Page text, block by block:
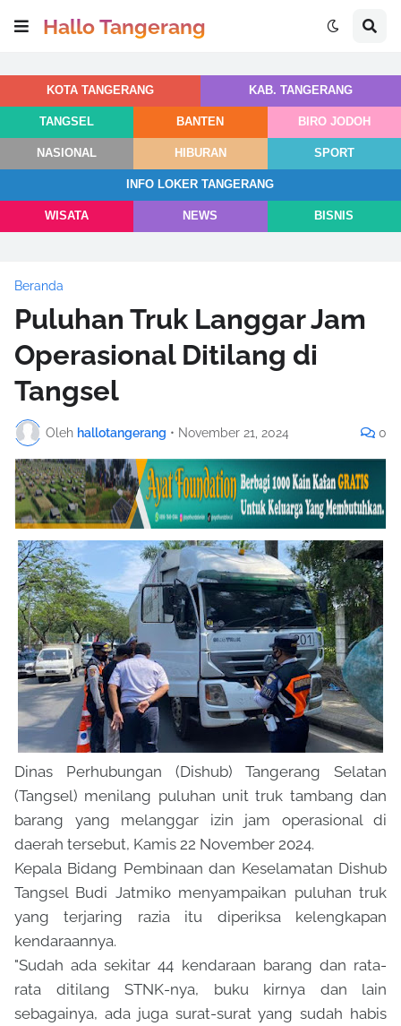
Hallo Tangerang
KOTA TANGERANG KAB. TANGERANG
TANGSEL BANTEN BIRO JODOH
NASIONAL HIBURAN SPORT
INFO LOKER TANGERANG
WISATA NEWS BISNIS
Beranda
Puluhan Truk Langgar Jam
Operasional Ditilang di
Tangsel
Oleh hallotangerang • November 21, 2024 0
Dinas Perhubungan (Dishub) Tangerang Selatan
(Tangsel) menilang puluhan unit truk tambang dan
barang yang melanggar izin jam operasional di
daerah tersebut, Kamis 22 November 2024.
Kepala Bidang Pembinaan dan Keselamatan Dishub
Tangsel Budi Jatmiko menyampaikan puluhan truk
yang terjaring razia itu diperiksa kelengkapan
kendaraannya.
"Sudah ada sekitar 44 kendaraan barang dan rata-
rata ditilang STNK-nya, buku kirnya dan lain
sebagainya, ada juga surat-surat yang sudah habis